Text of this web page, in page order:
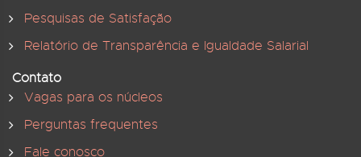
Pesquisas de Satisfação
Relatório de Transparência e Igualdade Salarial
Contato
Vagas para os núcleos
Perguntas frequentes
Fale conosco